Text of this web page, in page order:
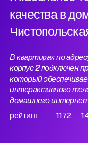
качества в
В квартирах по
корпус 2 подключен
который
интерактивного
домашнего
рейтинг
1172